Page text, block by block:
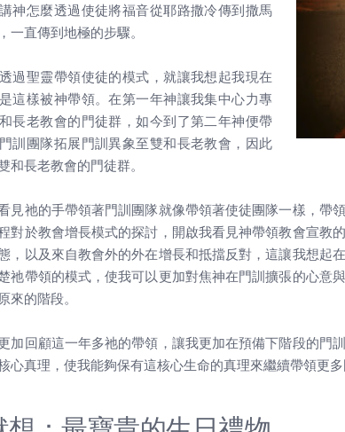
神怎麼透過使徒將福音從耶路撒冷傳到撒馬
一直傳到地極的步驟。
過聖靈帶領使徒的模式，就讓我想起我現在
這樣被神帶領。在第一年神讓我集中心力專
長老教會的門徒群，如今到了第二年神便帶
訓團隊拓展門訓異象至雙和長老教會，因此
和長老教會的門徒群。
見祂的手帶領著門訓團隊就像帶領著使徒團隊一樣，帶
對於教會增長模式的探討，開啟我看見神帶領教會宣教
，以及來自教會外的外在增長和抵擋反對，這讓我想起
祂帶領的模式，使我可以更加對焦神在門訓擴張的心意
來的階段。
加回顧這一年多祂的帶領，讓我更加在預備下階段的門
心真理，使我能夠保有這核心生命的真理來繼續帶領更多